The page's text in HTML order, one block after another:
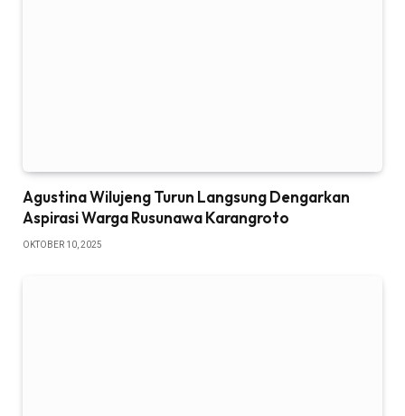
Agustina Wilujeng Turun Langsung Dengarkan
Aspirasi Warga Rusunawa Karangroto
OKTOBER 10, 2025